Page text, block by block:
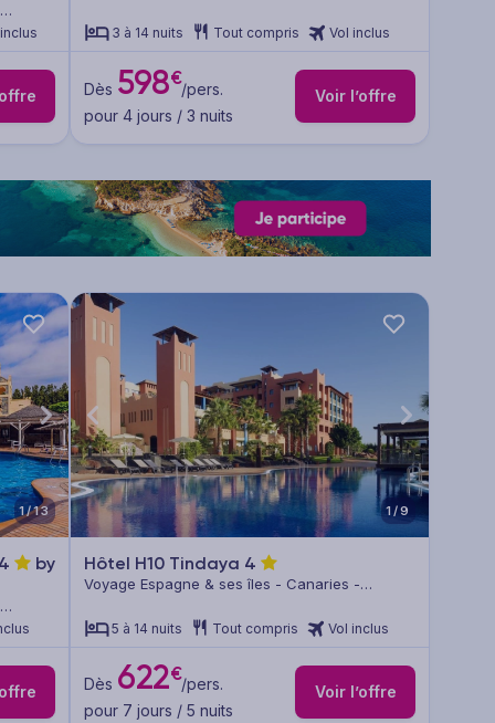
3 à 14 nuits Tout compris Vol inclus
Dès 598€/pers.
pour 4 jours / 3 nuits
Voir l’offre
1/13
4
by
1/9
Hôtel H10 Tindaya 4
Voyage Espagne & ses îles - Canaries -
5 à 14 nuits Tout compris Vol inclus
Dès 622€/pers.
pour 7 jours / 5 nuits
Voir l’offre